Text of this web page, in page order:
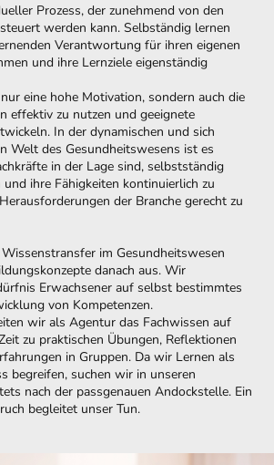
Prozess, der zunehmend von den
werden kann. Selbständig lernen
Verantwortung für ihren eigenen
und ihre Lernziele eigenständig
eine hohe Motivation, sondern auch die
effektiv zu nutzen und geeignete
In der dynamischen und sich
Welt des Gesundheitswesens ist es
in der Lage sind, selbstständig
ihre Fähigkeiten kontinuierlich zu
der Branche gerecht zu
im Gesundheitswesen
danach aus. Wir
Erwachsener auf selbst bestimmtes
von Kompetenzen.
wir als Agentur das Fachwissen auf
zu praktischen Übungen, Reflektionen
in Gruppen. Da wir Lernen als
begreifen, suchen wir in unseren
nach der passgenauen Andockstelle. Ein
begleitet unser Tun.